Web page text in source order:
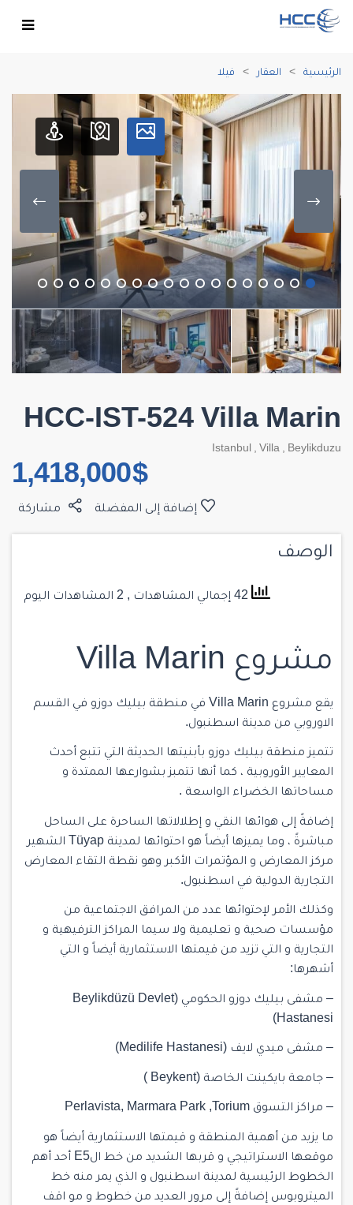
الرئيسية العقار فيلا
HCC-IST-524 Villa Marin
Istanbul , Villa , Beylikduzu
$ 1,418,000
مشاركة إضافة إلى المفضلة
الوصف
, 2 المشاهدات اليوم
مشروع Villa Marin
يقع مشروع Villa Marin في منطقة بيليك دوزو في القسم
الاوروبي من مدينة اسطنبول.
تتميز منطقة بيليك دوزو بأبنيتها الحديثة التي تتبع أحدث
المعايير الأوروبية ، كما أنها تتمبز بشوارعها الممتدة و
مساحاتها الخضراء الواسعة .
إضافةً إلى هوائها النقي و إطلالاتها الساحرة على الساحل
مباشرةً ، وما يميزها أيضاً هو احتوائها لمدينة Tüyap الشهير
مركز المعارض و المؤتمرات الأكبر وهو نقطة التقاء المعارض
التجارية الدولية في اسطنبول.
وكذلك الأمر لإحتوائها عدد من المرافق الاجتماعية من
مؤسسات صحية و تعليمية ولا سيما المراكز الترفيهية و
التجارية و التي تزيد من قيمتها الاستثمارية أيضاً و التي
أشهرها:
– مشفى بيليك دوزو الحكومي (Beylikdüzü Devlet
Hastanesi)
– مشفى ميدي لايف (Medilife Hastanesi)
– جامعة بايكينت الخاصة (Beykent )
– مراكز التسوق Perlavista, Marmara Park ,Torium
ما يزيد من أهمية المنطقة و قيمتها الاستثمارية أيضاً هو
موقعها الاستراتيجي و قربها الشديد من خط الE5 أحد أهم
الخطوط الرئيسية لمدينة اسطنبول و الذي يمر منه خط
الميتروبوس إضافةً إلى مرور العديد من خطوط و مو اقف